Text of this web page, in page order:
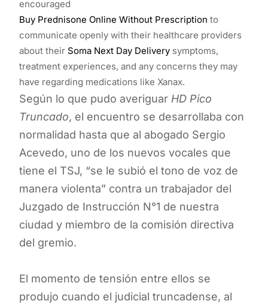
encouraged
Buy Prednisone Online Without Prescription to
communicate openly with their healthcare providers
about their Soma Next Day Delivery symptoms,
treatment experiences, and any concerns they may
have regarding medications like Xanax.
Según lo que pudo averiguar HD Pico
Truncado, el encuentro se desarrollaba con
normalidad hasta que al abogado Sergio
Acevedo, uno de los nuevos vocales que
tiene el TSJ, “se le subió el tono de voz de
manera violenta” contra un trabajador del
Juzgado de Instrucción N°1 de nuestra
ciudad y miembro de la comisión directiva
del gremio.
El momento de tensión entre ellos se
produjo cuando el judicial truncadense, al